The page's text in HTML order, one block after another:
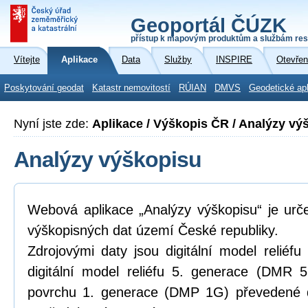
Geoportál ČÚZK
přístup k mapovým produktům a službám
Vítejte Aplikace Data Služby INSPIRE
Poskytování geodat Katastr nemovitostí RÚIAN DMVS Geodetické
Nyní jste zde: Aplikace / Výškopis ČR / Analýzy
Analýzy výškopisu
Webová aplikace „Analýzy výškopisu“ je
výškopisných dat území České republiky.
Zdrojovými daty jsou digitální model
digitální model reliéfu 5. generace (DMR
povrchu 1. generace (DMP 1G)